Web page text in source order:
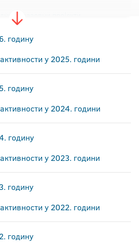
образовни пројекти
интернационализације
сарадњи
у мрежама и удружењима
и особља
годину
у 2025. години
годину
у 2024. години
годину
у 2023. години
годину
у 2022. години
годину